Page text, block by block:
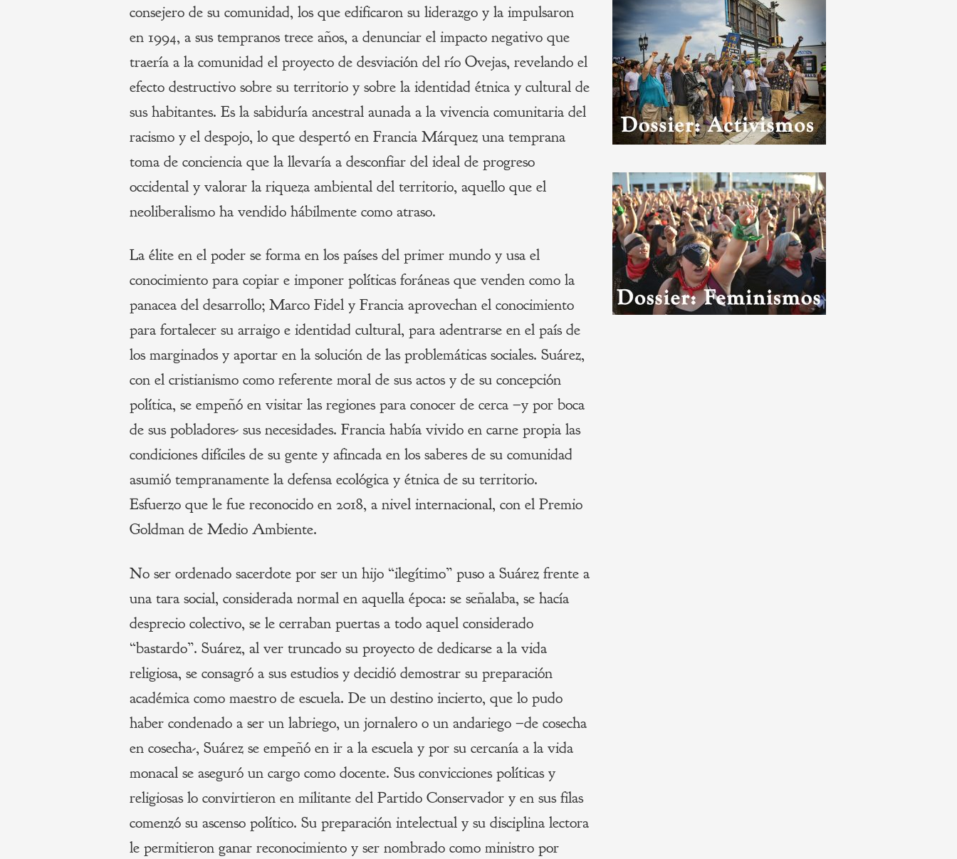
consejero de su comunidad, los que edificaron su liderazgo y la impulsaron
en 1994, a sus tempranos trece años, a denunciar el impacto negativo que
traería a la comunidad el proyecto de desviación del río Ovejas, revelando el
efecto destructivo sobre su territorio y sobre la identidad étnica y cultural de
sus habitantes. Es la sabiduría ancestral aunada a la vivencia comunitaria del
racismo y el despojo, lo que despertó en Francia Márquez una temprana
toma de conciencia que la llevaría a desconfiar del ideal de progreso
occidental y valorar la riqueza ambiental del territorio, aquello que el
neoliberalismo ha vendido hábilmente como atraso.
La élite en el poder se forma en los países del primer mundo y usa el
conocimiento para copiar e imponer políticas foráneas que venden como la
panacea del desarrollo; Marco Fidel y Francia aprovechan el conocimiento
para fortalecer su arraigo e identidad cultural, para adentrarse en el país de
los marginados y aportar en la solución de las problemáticas sociales. Suárez,
con el cristianismo como referente moral de sus actos y de su concepción
política, se empeñó en visitar las regiones para conocer de cerca –y por boca
de sus pobladores- sus necesidades. Francia había vivido en carne propia las
condiciones difíciles de su gente y afincada en los saberes de su comunidad
asumió tempranamente la defensa ecológica y étnica de su territorio.
Esfuerzo que le fue reconocido en 2018, a nivel internacional, con el Premio
Goldman de Medio Ambiente.
No ser ordenado sacerdote por ser un hijo “ilegítimo” puso a Suárez frente a
una tara social, considerada normal en aquella época: se señalaba, se hacía
desprecio colectivo, se le cerraban puertas a todo aquel considerado
“bastardo”. Suárez, al ver truncado su proyecto de dedicarse a la vida
religiosa, se consagró a sus estudios y decidió demostrar su preparación
académica como maestro de escuela. De un destino incierto, que lo pudo
haber condenado a ser un labriego, un jornalero o un andariego –de cosecha
en cosecha-, Suárez se empeñó en ir a la escuela y por su cercanía a la vida
monacal se aseguró un cargo como docente. Sus convicciones políticas y
religiosas lo convirtieron en militante del Partido Conservador y en sus filas
comenzó su ascenso político. Su preparación intelectual y su disciplina lectora
le permitieron ganar reconocimiento y ser nombrado como ministro por